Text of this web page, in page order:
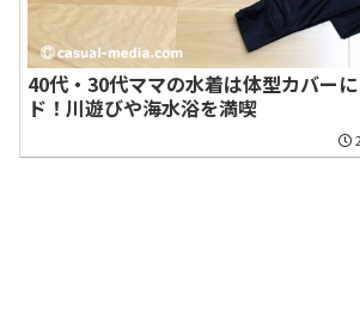
40代・30代ママの水着は体型カバー
ド！川遊びや海水浴を満喫